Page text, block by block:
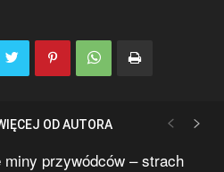
OD AUTORA
miny przywódców – strach